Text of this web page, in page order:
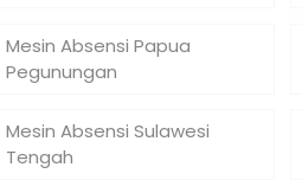
Mesin Absensi Papua
Pegunungan
Mesin Absensi Sulawesi
Tengah